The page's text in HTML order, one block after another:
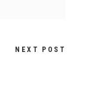
NEXT POST